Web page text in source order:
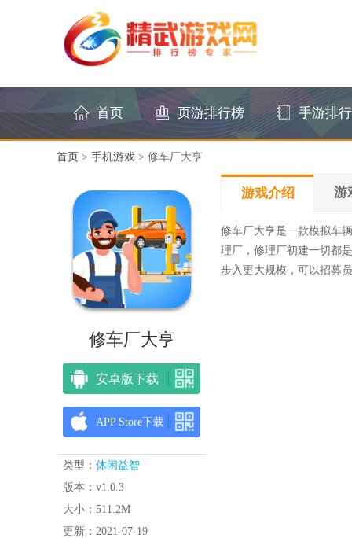
首页 页游排行榜 手游排
首页 > 手机游戏 > 修车厂大亨
修车厂大亨
安卓版下载
APP Store下载
类型： 休闲益智
版本：v1.0.3
大小：511.2M
更新：2021-07-19
游戏介绍 游
修车厂大亨是一款模拟车
理厂，修理厂初建一切都
步入更大规模，可以招募